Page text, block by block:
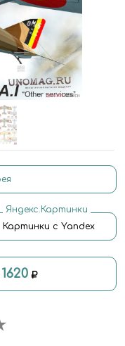
Яндекс.Картинки
Картинки с Yandex
1620